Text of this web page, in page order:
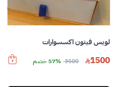
لويس فيتون اكسسوارات
1500
3500 57% خصم